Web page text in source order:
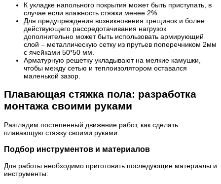
К укладке напольного покрытия может быть приступать, в
случае если влажность стяжки менее 2%.
Для предупреждения возникновения трещинок и более
действующего рассредотачивания нагрузок
дополнительно может быть использовать армирующий
слой – металлическую сетку из прутьев поперечником 2мм
с ячейками 50*50 мм.
Арматурную решетку укладывают на мелкие камушки,
чтобы между сетью и теплоизолятором оставался
маленькой зазор.
Плавающая стяжка пола: разработка
монтажа своими руками
Разглядим постепенный движение работ, как сделать
плавающую стяжку своими руками.
Подбор инструментов и материалов
Для работы необходимо приготовить последующие материалы и
инструменты: